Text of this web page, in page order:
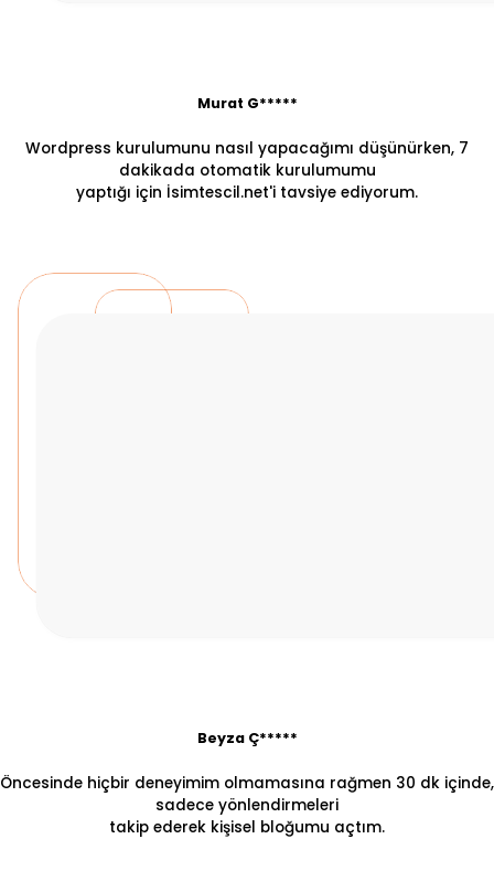
Murat G*****
Wordpress kurulumunu nasıl yapacağımı düşünürken, 7
dakikada otomatik kurulumumu
yaptığı için İsimtescil.net'i tavsiye ediyorum.
Beyza Ç*****
Öncesinde hiçbir deneyimim olmamasına rağmen 30 dk içinde,
sadece yönlendirmeleri
takip ederek kişisel bloğumu açtım.